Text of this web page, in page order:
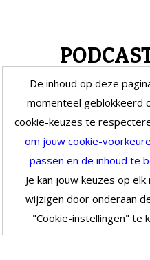
De inhoud op deze
momenteel geblokkeerd
cookie-keuzes te
om jouw cookie-
passen en de inhoud te
Je kan jouw keuzes op
wijzigen door onderaan
"Cookie-instellingen" te